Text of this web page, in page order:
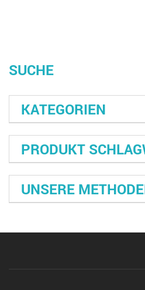
SUCHE
KATEGORIEN
PRODUKT
UNSERE